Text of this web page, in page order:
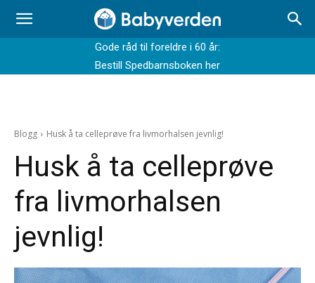
Gode råd til foreldre i 60 år:
Bestill Spedbarnsboken her
Blogg Husk å ta celleprøve fra livmorhalsen jevnlig!
Husk å ta celleprøve
fra livmorhalsen
jevnlig!